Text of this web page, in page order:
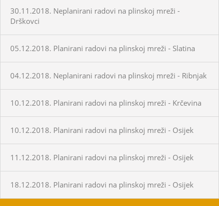
30.11.2018. Neplanirani radovi na plinskoj mreži -
Drškovci
05.12.2018. Planirani radovi na plinskoj mreži - Slatina
04.12.2018. Neplanirani radovi na plinskoj mreži - Ribnjak
10.12.2018. Planirani radovi na plinskoj mreži - Krčevina
10.12.2018. Planirani radovi na plinskoj mreži - Osijek
11.12.2018. Planirani radovi na plinskoj mreži - Osijek
18.12.2018. Planirani radovi na plinskoj mreži - Osijek